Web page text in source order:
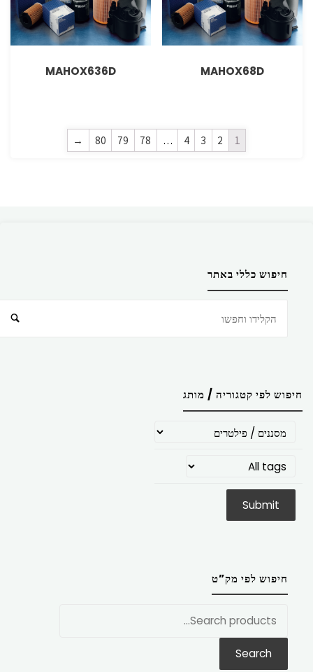
MAHOX68D
MAHOX636D
1
2
3
4
…
78
79
80
→
חיפוש כללי באתר
חיפוש לפי קטגוריה / מותג
חיפוש לפי מק”ט
Search